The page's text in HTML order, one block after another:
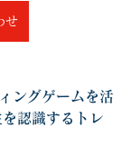
せ
ングゲームを活
認識するトレ